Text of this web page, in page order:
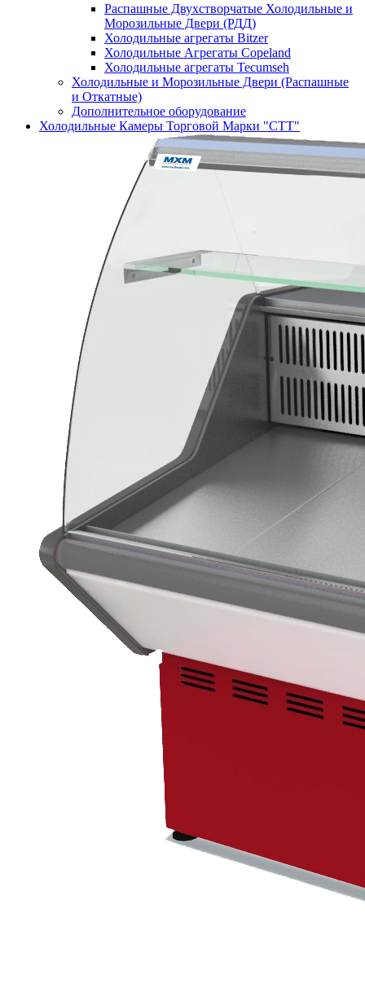
Распашные Двухстворчатые Холодильные и
Морозильные Двери (РДД)
Холодильные агрегаты Bitzer
Холодильные Агрегаты Copeland
Холодильные агрегаты Tecumseh
Холодильные и Морозильные Двери (Распашные
и Откатные)
Дополнительное оборудование
Холодильные Камеры Торговой Марки "СТТ"